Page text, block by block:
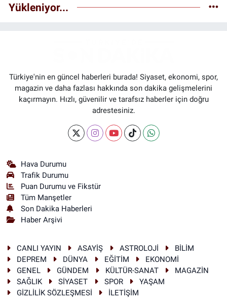
Yükleniyor...
Türkiye'nin en güncel haberleri burada! Siyaset, ekonomi, spor,
magazin ve daha fazlası hakkında son dakika gelişmelerini
kaçırmayın. Hızlı, güvenilir ve tarafsız haberler için doğru
adrestesiniz.
Hava Durumu
Trafik Durumu
Puan Durumu ve Fikstür
Tüm Manşetler
Son Dakika Haberleri
Haber Arşivi
CANLI YAYIN ASAYİŞ ASTROLOJİ
BİLİM
DEPREM
DÜNYA EĞİTİM
EKONOMİ
GENEL
GÜNDEM KÜLTÜR-SANAT
MAGAZİN
SAĞLIK
SİYASET SPOR
YAŞAM
GİZLİLİK SÖZLEŞMESİ
İLETİŞİM